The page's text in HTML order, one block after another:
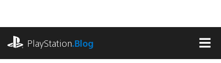
contenido
PlayStation.Blog